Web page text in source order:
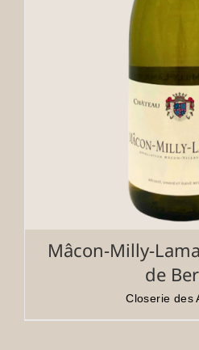
Mâcon-Milly-
de
Closerie des